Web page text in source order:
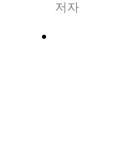
저자